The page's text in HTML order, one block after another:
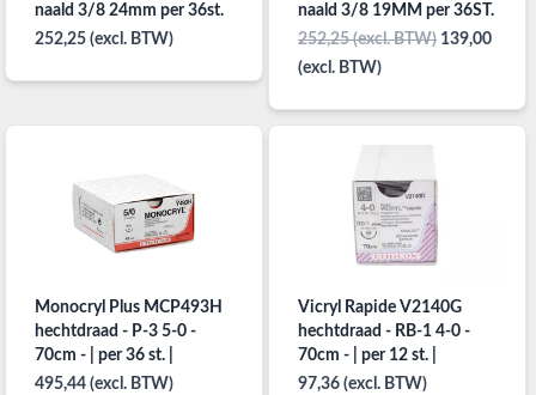
naald 3/8 24mm per 36st.
252,25 (excl. BTW)
naald 3/8 19MM per 36ST.
252,25 (excl. BTW)139,00
(excl. BTW)
Monocryl Plus MCP493H
hechtdraad - P-3 5-0 -
70cm - | per 36 st. |
495,44 (excl. BTW)
Vicryl Rapide V2140G
hechtdraad - RB-1 4-0 -
70cm - | per 12 st. |
97,36 (excl. BTW)